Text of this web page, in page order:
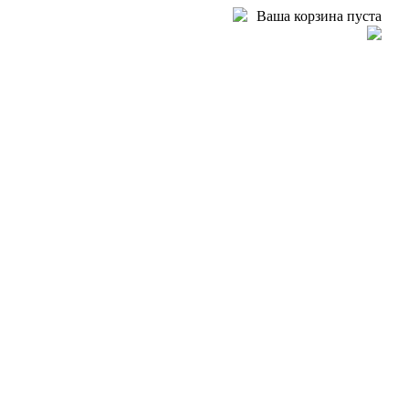
Ваша корзина пуста